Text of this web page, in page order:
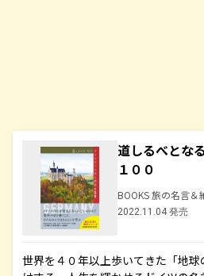
道しるべとな
１００
BOOKS 旅の名言＆
2022.11.04 発売
世界を４０年以上歩いてきた「地